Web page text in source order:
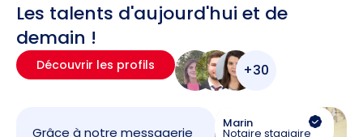
Les talents d'aujourd'hui et de
demain !
Découvrir les profils +30
Grâce à notre messagerie
Marin
Notaire stagiaire